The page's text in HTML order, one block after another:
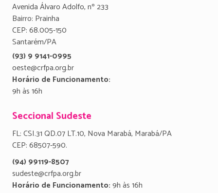
Avenida Álvaro Adolfo, nº 233
Bairro: Prainha
CEP: 68.005-150
Santarém/PA
(93) 9 9141-0995
oeste@crfpa.org.br
Horário de Funcionamento:
9h às 16h
Seccional Sudeste
FL: CSI.31 QD.07 LT.10, Nova Marabá, Marabá/PA
CEP: 68507-590.
(94) 99119-8507
sudeste@crfpa.org.br
Horário de Funcionamento:9h às 16h